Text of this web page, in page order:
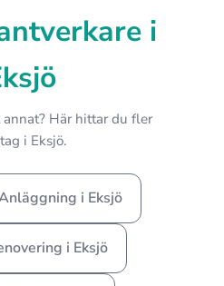
i
Här hittar du fler
i Eksjö.
i Eksjö
i Eksjö